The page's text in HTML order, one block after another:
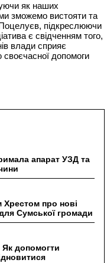
апарат УЗД та
про нові
Сумської громади
Як допомогти
як наших
зможемо вистояти та
підкреслюючи
є свідченням того,
влади сприяє
своєчасної допомоги